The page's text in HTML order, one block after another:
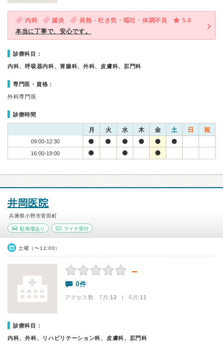
内科 腸炎 発熱・吐き気・嘔吐・体調不良
5.0
本当に丁寧で、安心です。
診療科目：
内科、呼吸器内科、胃腸科、外科、皮膚科、肛門科
専門医・資格：
外科専門医
診療時間
月 火 水 木 金 土 日 祝
09:00-12:30
16:00-19:00
井岡医院
兵庫県小野市菅田町
駐車場あり マイナ受付
土曜（〜12:00）
－
0件
アクセス数 7月:12 | 6月:11
診療科目：
内科、外科、リハビリテーション科、皮膚科、肛門科